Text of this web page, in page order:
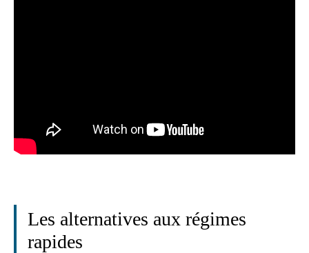
Les alternatives aux régimes
rapides